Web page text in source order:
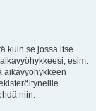
kuin se jossa itse
esim.
aikavyöhykkeen
niin.